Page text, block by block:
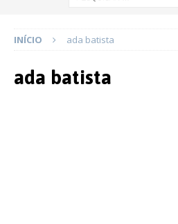
INÍCIO ada batista
ada batista